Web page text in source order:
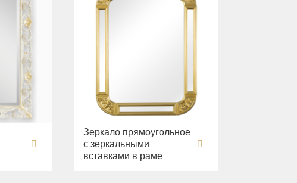
Зеркало прямоугольное
с зеркальными
вставками в раме